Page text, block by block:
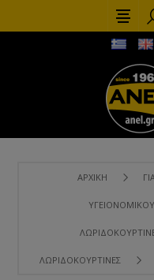
ΑΡΧΙΚΉ
ΛΩΡΙΔΟΚΟΥΡΤΊΝΕΣ